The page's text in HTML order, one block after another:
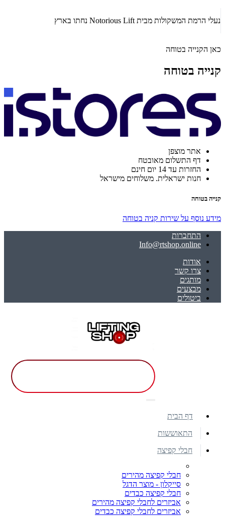
נעלי הרמת המשקולות מבית Notorious Lift נחתו בארץ
כאן הקנייה בטוחה
קנייה בטוחה
אתר מוצפן
דף התשלום מאובטח
החזרות עד 14 יום חינם
חנות ישראלית. משלוחים מישראל
קנייה בטוחה
מידע נוסף על שירות קניה בטוחה
התחברות
Info@rtshop.online
אודות
צרו קשר
מותגים
מבצעים
ביטולים
דף הבית
התאוששות
חבלי קפיצה
חבלי קפיצה מהירים
סייקלון - מוצר הדגל
חבלי קפיצה כבדים
אביזרים לחבלי קפיצה מהירים
אביזרים לחבלי קפיצה כבדים